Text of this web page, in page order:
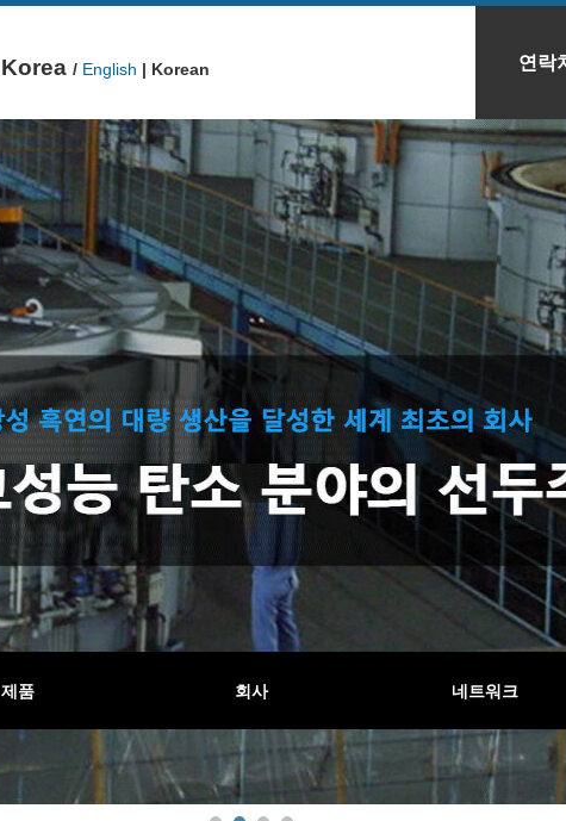
Korea / English | Korean 연락
숨은 노력
제품흑연 시트
메카니컬
카본회사 네트워크